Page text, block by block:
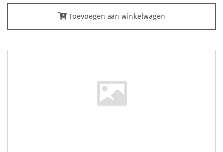
Toevoegen aan winkelwagen